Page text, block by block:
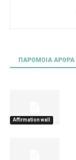
ΠΑΡΟΜΟΙΑ ΑΡΘΡΑ
Affirmation wall